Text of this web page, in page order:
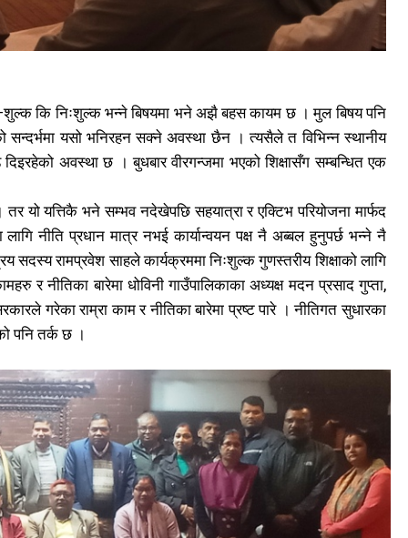
कि निःशुल्क भन्ने बिषयमा भने अझै बहस कायम छ । मुल बिषय पनि
सन्दर्भमा यसो भनिरहन सक्ने अवस्था छैन । त्यसैले त विभिन्न स्थानीय
अवस्था छ । बुधबार वीरगन्जमा भएको शिक्षासँग सम्बन्धित एक
तर यो यत्तिकै भने सम्भव नदेखेपछि सहयात्रा र एक्टिभ परियोजना मार्फद
नीति प्रधान मात्र नभई कार्यान्वयन पक्ष नै अब्बल हुनुपर्छ भन्ने नै
सदस्य रामप्रवेश साहले कार्यक्रममा निःशुल्क गुणस्तरीय शिक्षाको लागि
र नीतिका बारेमा धोविनी गाउँपालिकाका अध्यक्ष मदन प्रसाद गुप्ता,
गरेका राम्रा काम र नीतिका बारेमा प्रष्ट पारे । नीतिगत सुधारका
पनि तर्क छ ।